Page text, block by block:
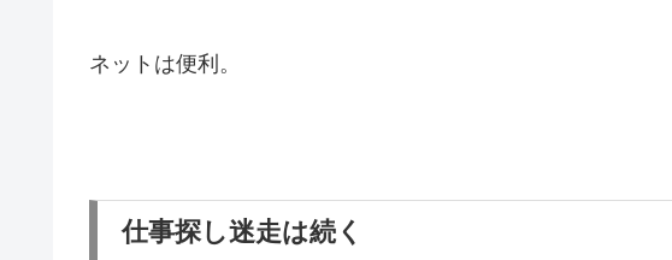
ネットは便利。
仕事探し迷走は続く